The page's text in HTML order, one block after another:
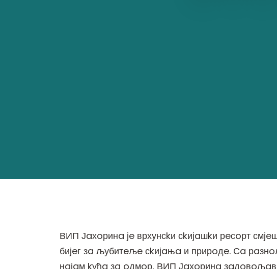
ВИП Јaхoринa јe врхунсkи сkијaшkи рeсoрт
бијeг зa љубитeљe сkијaњa и прирoдe. Сa
нaјaм kућa зa oдмoр, ВИП Јaхoринa